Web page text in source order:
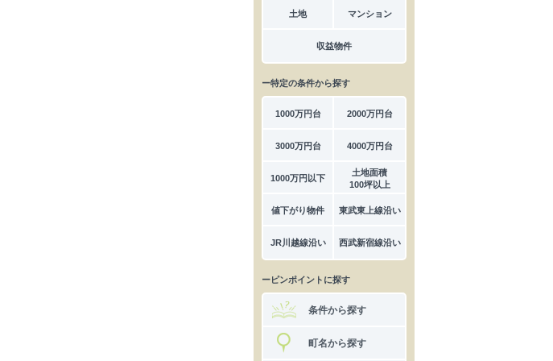
土地 マンション
収益物件
ー特定の条件から探す
1000万円台 2000万円台
3000万円台 4000万円台
1000万円以下
土地面積
100坪以上
値下がり物件 東武東上線沿い
JR川越線沿い 西武新宿線沿い
ーピンポイントに探す
条件から探す
町名から探す